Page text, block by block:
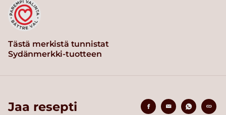
Tästä merkistä tunnistat
Sydänmerkki-tuotteen
Jaa resepti